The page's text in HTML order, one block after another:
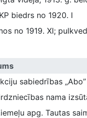
biedrs no 1920. I
no 1919. XI;
sabiedrības
nama
apg. Tautas